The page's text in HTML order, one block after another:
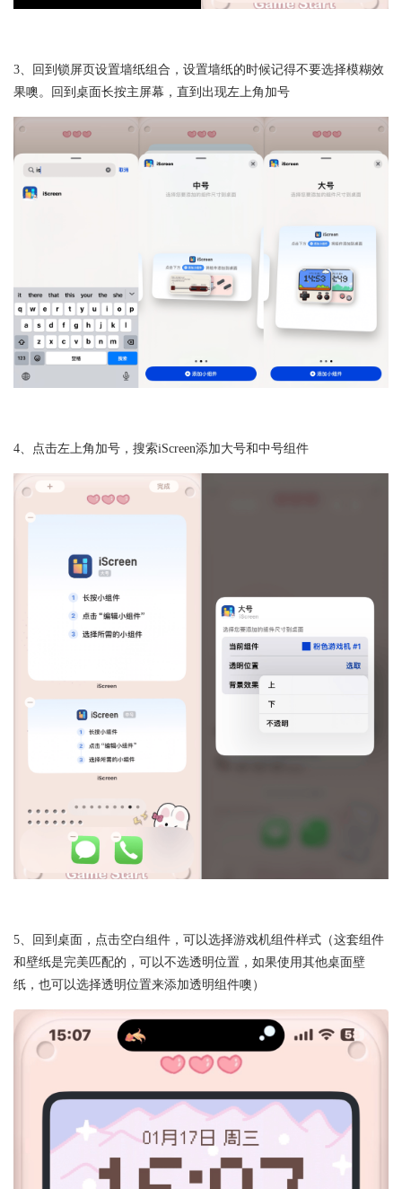
3、回到锁屏页设置墙纸组合，设置墙纸的时候记得不要选择模糊效
果噢。回到桌面长按主屏幕，直到出现左上角加号
4、点击左上角加号，搜索iScreen添加大号和中号组件
5、回到桌面，点击空白组件，可以选择游戏机组件样式（这套组件
和壁纸是完美匹配的，可以不选透明位置，如果使用其他桌面壁
纸，也可以选择透明位置来添加透明组件噢）